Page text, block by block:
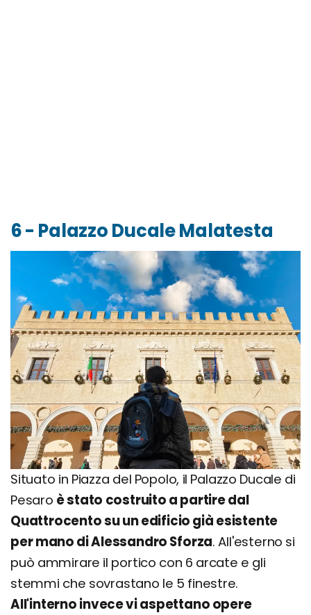
6 - Palazzo Ducale Malatesta
Situato in Piazza del Popolo, il Palazzo Ducale di
Pesaro è stato costruito a partire dal
Quattrocento su un edificio già esistente
per mano di Alessandro Sforza. All'esterno si
può ammirare il portico con 6 arcate e gli
stemmi che sovrastano le 5 finestre.
All'interno invece vi aspettano opere